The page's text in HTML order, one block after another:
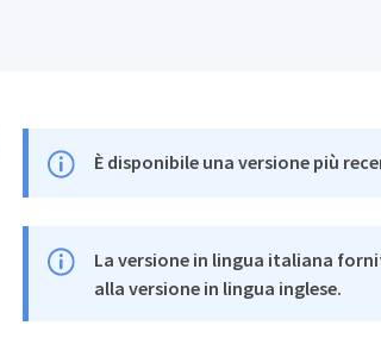
È disponibile una versione più
La versione in lingua italiana
alla versione in lingua inglese.